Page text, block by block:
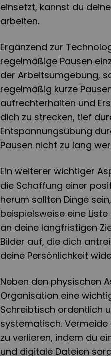
einsetzt, kannst du
arbeiten.
Ergänzend zur
regelmäßige Pausen
der Arbeitsumgebung,
regelmäßig kurze
aufrechterhalten und
dich zu strecken, tief
Entspannungsübung
Pausen nicht zu lang
Ein weiterer wichtiger
die Schaffung einer
herum sollten Dinge
beispielsweise eine
an deine langfristigen
Bilder auf, die dich
deine Persönlichkeit
Neben den physischen
Organisation eine
Schreibtisch ordentlich
systematisch.
zu verlieren, indem du
und digitale Dateien